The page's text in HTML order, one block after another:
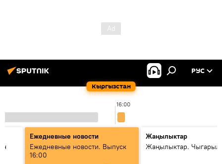
Кыргызстан
РУС
16:00
Ежедневные новости
Ежедневные новости. Выпуск
16:00
Жаңылыктар
Жаңылыктар.